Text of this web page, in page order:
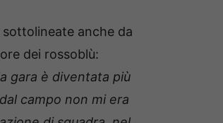
anche da
dei rossoblù:
gara è diventata più
campo non mi era